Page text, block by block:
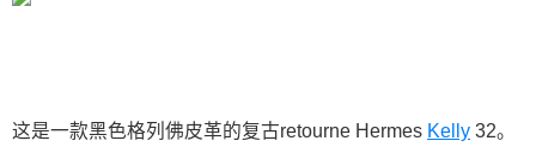
这是一款黑色格列佛皮革的复古retourne Hermes Kelly 32。